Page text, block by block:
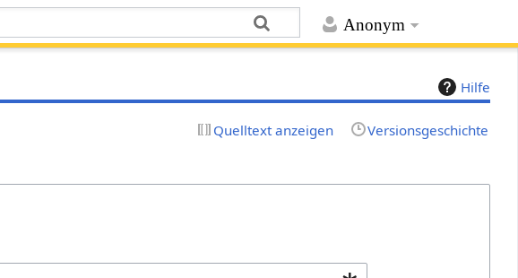
Anonym
Hilfe
Quelltext anzeigen Versionsgeschichte